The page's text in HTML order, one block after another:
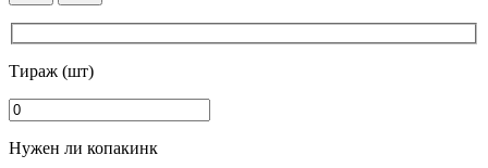
Тираж (шт)
Нужен ли копакинк